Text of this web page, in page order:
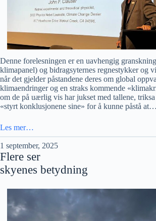
Denne forelesningen er en uavhengig
klimapanel) og bidragsyternes regnestykker og
når det gjelder påstandene deres om global
klimaendringer og en straks kommende
om de på uærlig vis har jukset med tallene, triksa
«styrt konklusjonene sine» for å kunne påstå at…
Les mer…
1 september, 2025
Flere ser
skyenes betydning